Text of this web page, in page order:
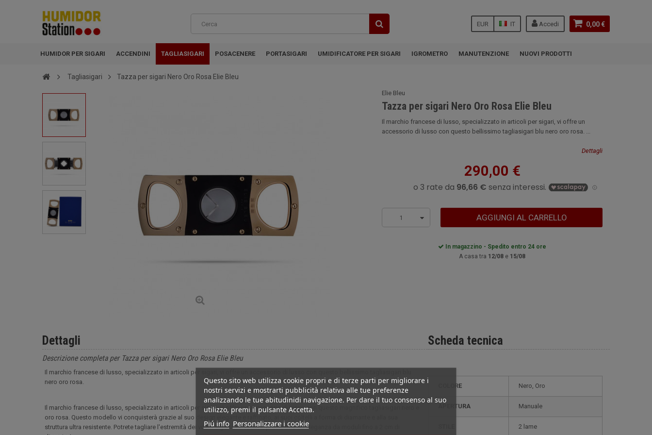
0,00 €
Accedi
IT
EUR
HUMIDOR PER SIGARI ACCENDINI TAGLIASIGARI POSACENERE PORTASIGARI UMIDIFICATORE PER SIGARI IGROMETRO MANUTENZIONE NUOVI PRODOTTI
Questo sito web utilizza cookie propri e di terze parti per migliorare i
nostri servizi e mostrarti pubblicità relativa alle tue preferenze
analizzando le tue abitudinidi navigazione. Per dare il tuo consenso al suo
utilizzo, premi il pulsante Accetta.
Piú info Personalizzare i cookie
Tagliasigari Tazza per sigari Nero Oro Rosa Elie Bleu
Elie Bleu
Tazza per sigari Nero Oro Rosa Elie Bleu
Il marchio francese di lusso, specializzato in articoli per sigari, vi offre un
accessorio di lusso con questo bellissimo tagliasigari blu nero oro rosa. ...
Dettagli
290,00 €
1 AGGIUNGI AL CARRELLO
In magazzino - Spedito entro 24 ore
A casa tra 12/08 e 15/08
Scheda tecnica
COLORE Nero, Oro
APERTURA Manuale
2 lame
Dettagli
Descrizione completa per Tazza per sigari Nero Oro Rosa Elie Bleu
Il marchio francese di lusso, specializzato in articoli per sigari, vi offre un accessorio di lusso con questo bellissimo tagliasigari blu
nero oro rosa.
Il marchio francese di lusso, specializzato in articoli per sigari, vi offre un accessorio di lusso con questo magnifico tagliasigari nero e
oro rosa. Questo modello vi conquisterà grazie al suo design elegante e raffinato, ai suoi coltelli a forma di diamante e alla sua
struttura ultra resistente. Potrete tagliare l'estremità dei vostri sigari con facilità, precisione ed eleganza da moduli fino a 2 cm di